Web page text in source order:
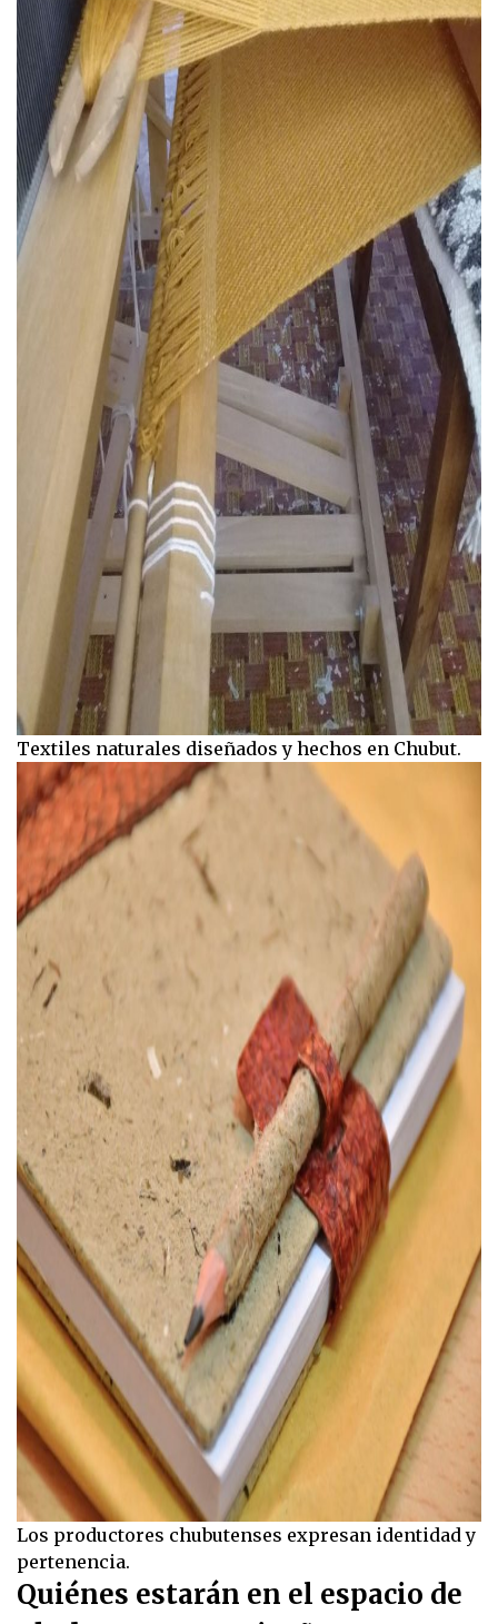
Textiles naturales diseñados y hechos en Chubut.
Los productores chubutenses expresan identidad y
pertenencia.
Quiénes estarán en el espacio de